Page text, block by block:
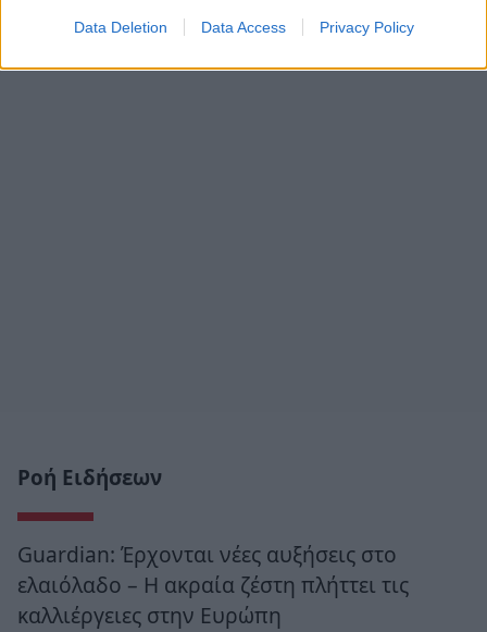
Data Deletion Data Access Privacy Policy
Ροή Ειδήσεων
Guardian: Έρχονται νέες αυξήσεις στο
ελαιόλαδο – Η ακραία ζέστη πλήττει τις
καλλιέργειες στην Ευρώπη